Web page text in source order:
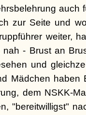
auch
zur Seite und
weiter,
- Brust an
und
Mädchen haben
dem NSKK-
"bereitwilligst"